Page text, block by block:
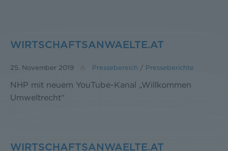
WIRTSCHAFTSANWAELTE.AT
25. November 2019 Pressebereich / Presseberichte
NHP mit neuem YouTube-Kanal „Willkommen
Umweltrecht“
WIRTSCHAFTSANWAELTE.AT